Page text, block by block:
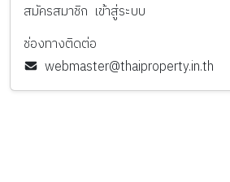
สมัครสมาชิก เข้าสู่ระบบ
ช่องทางติดต่อ
webmaster@thaiproperty.in.th